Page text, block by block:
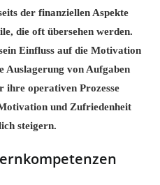
der finanziellen Aspekte
die oft übersehen werden.
Einfluss auf die Motivation
von Aufgaben
ihre operativen Prozesse
und Zufriedenheit
steigern.